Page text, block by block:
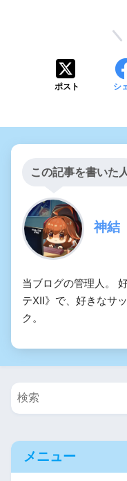
ポスト シ
この記事を書いた
神結
当ブログの管理人。
テXII》で、好きなサ
ク。
メニュー